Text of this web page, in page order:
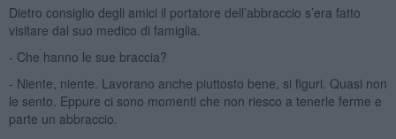
Dietro consiglio degli amici il portatore dell’abbraccio s’era fatto
visitare dal suo medico di famiglia.
- Che hanno le sue braccia?
- Niente, niente. Lavorano anche piuttosto bene, si figuri. Quasi non
le sento. Eppure ci sono momenti che non riesco a tenerle ferme e
parte un abbraccio.